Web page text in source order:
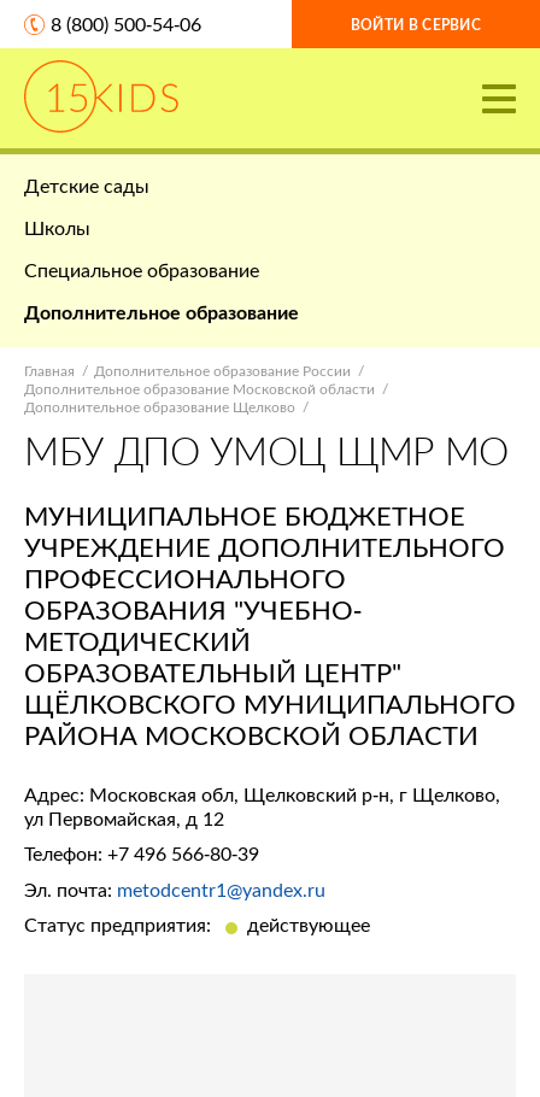
8 (800) 500-54-06 ВОЙТИ В СЕРВИС
Детские сады
Школы
Специальное образование
Дополнительное образование
Главная
Дополнительное образование России
Дополнительное образование Московской области
Дополнительное образование Щелково
МБУ ДПО УМОЦ ЩМР МО
МУНИЦИПАЛЬНОЕ БЮДЖЕТНОЕ
УЧРЕЖДЕНИЕ ДОПОЛНИТЕЛЬНОГО
ПРОФЕССИОНАЛЬНОГО
ОБРАЗОВАНИЯ "УЧЕБНО-
МЕТОДИЧЕСКИЙ
ОБРАЗОВАТЕЛЬНЫЙ ЦЕНТР"
ЩЁЛКОВСКОГО МУНИЦИПАЛЬНОГО
РАЙОНА МОСКОВСКОЙ ОБЛАСТИ
Адрес: Московская обл, Щелковский р-н, г Щелково,
ул Первомайская, д 12
Телефон: +7 496 566-80-39
Эл. почта: metodcentr1@yandex.ru
Статус предприятия:
действующее